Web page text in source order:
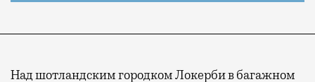
Над шотландским городком Локерби в багажном